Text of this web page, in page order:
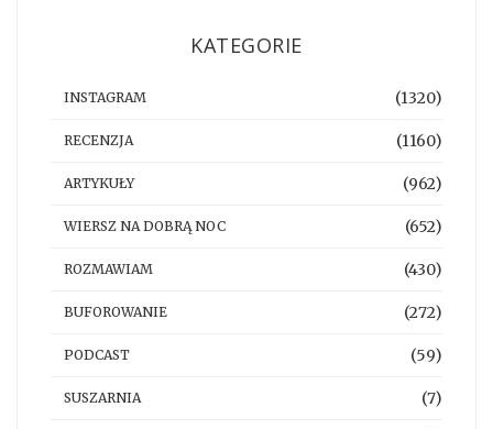
KATEGORIE
INSTAGRAM (1320)
RECENZJA (1160)
ARTYKUŁY (962)
WIERSZ NA DOBRĄ NOC (652)
ROZMAWIAM (430)
BUFOROWANIE (272)
PODCAST (59)
SUSZARNIA (7)